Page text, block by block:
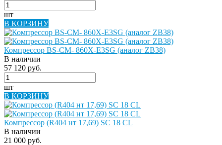
шт
В КОРЗИНУ
Компрессор BS-CM- 860X-E3SG (аналог ZB38)
В наличии
57 120 руб.
шт
В КОРЗИНУ
Компрессор (R404 нт 17,69) SC 18 СL
В наличии
21 000 руб.